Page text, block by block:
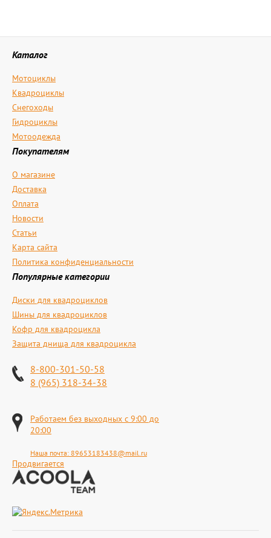
Каталог
Мотоциклы
Квадроциклы
Снегоходы
Гидроциклы
Мотоодежда
Покупателям
О магазине
Доставка
Оплата
Новости
Статьи
Карта сайта
Политика конфиденциальности
Популярные категории
Диски для квадроциклов
Шины для квадроциклов
Кофр для квадроцикла
Защита днища для квадроцикла
8-800-301-50-58
8 (965) 318-34-38
Работаем без выходных с 9:00 до
20:00
Наша почта: 89653183438@mail.ru
Продвигается